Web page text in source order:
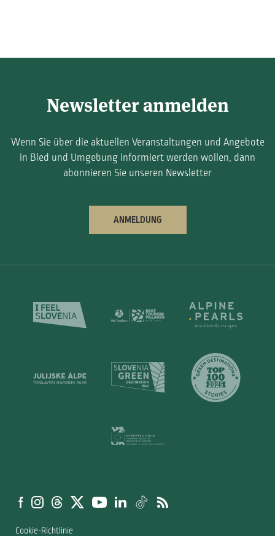
Newsletter anmelden
Wenn Sie über die aktuellen Veranstaltungen und Angebote
in Bled und Umgebung informiert werden wollen, dann
abonnieren Sie unseren Newsletter
ANMELDUNG
Cookie-Richtlinie